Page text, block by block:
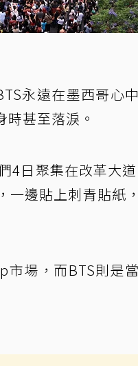
永遠在墨西哥心
甚至落淚。
4日聚集在改革大
一邊貼上刺青貼紙
場，而BTS則是